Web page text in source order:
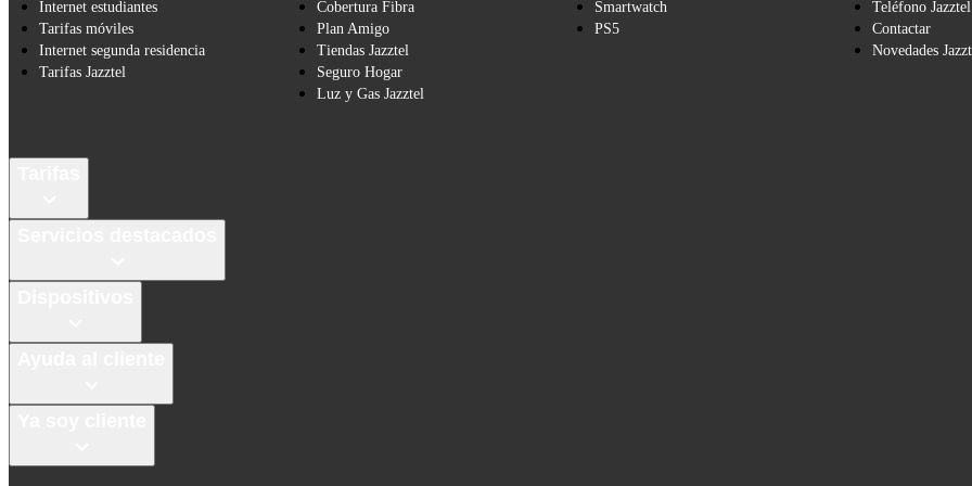
Internet estudiantes
Tarifas móviles
Internet segunda residencia
Tarifas Jazztel
Cobertura Fibra
Plan Amigo
Tiendas Jazztel
Seguro Hogar
Luz y Gas Jazztel
Smartwatch
PS5
Teléfono Jazztel
Contactar
Novedades